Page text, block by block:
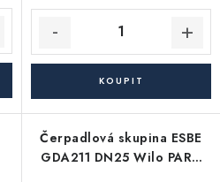
Čerpadlová skupina ESBE
GDA211 DN25 Wilo PARA